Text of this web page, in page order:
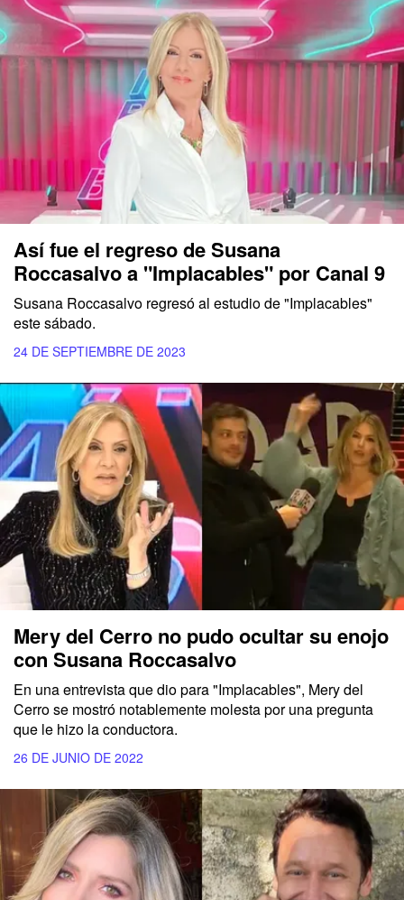
Así fue el regreso de Susana
Roccasalvo a "Implacables" por Canal 9
Susana Roccasalvo regresó al estudio de "Implacables"
este sábado.
24 DE SEPTIEMBRE DE 2023
Mery del Cerro no pudo ocultar su enojo
con Susana Roccasalvo
En una entrevista que dio para "Implacables", Mery del
Cerro se mostró notablemente molesta por una pregunta
que le hizo la conductora.
26 DE JUNIO DE 2022